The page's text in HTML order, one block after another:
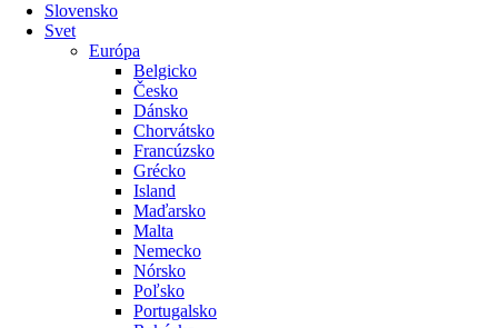
Slovensko
Svet
Európa
Belgicko
Česko
Dánsko
Chorvátsko
Francúzsko
Grécko
Island
Maďarsko
Malta
Nemecko
Nórsko
Poľsko
Portugalsko